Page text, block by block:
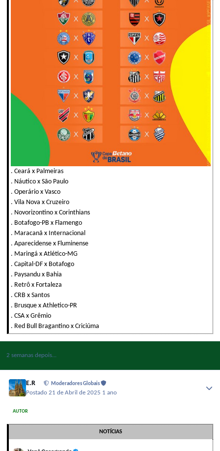
. Ceará x Palmeiras
. Náutico x São Paulo
. Operário x Vasco
. Vila Nova x Cruzeiro
. Novorizontino x Corinthians
. Botafogo-PB x Flamengo
. Maracanã x Internacional
. Aparecidense x Fluminense
. Maringá x Atlético-MG
. Capital-DF x Botafogo
. Paysandu x Bahia
. Retrô x Fortaleza
. CRB x Santos
. Brusque x Athletico-PR
. CSA x Grêmio
. Red Bull Bragantino x Criciúma
2 semanas depois...
E.R Moderadores Globais
Postado21 de Abril de 2025 1 ano
AUTOR
NOTÍCIAS